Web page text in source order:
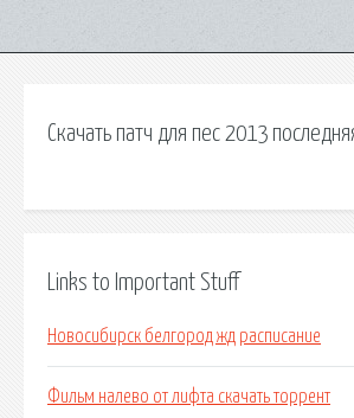
Скачать патч для пес 2013
Links to Important Stuff
Новосибирск белгород жд расписание
Фильм налево от лифта скачать торрент